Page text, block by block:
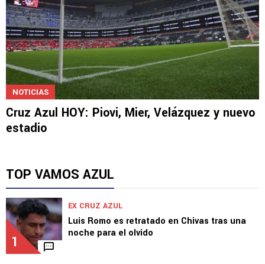
NOTICIAS
Cruz Azul HOY: Piovi, Mier, Velázquez y nuevo
estadio
TOP VAMOS AZUL
1
EX CRUZ AZUL
Luis Romo es retratado en Chivas tras una
noche para el olvido